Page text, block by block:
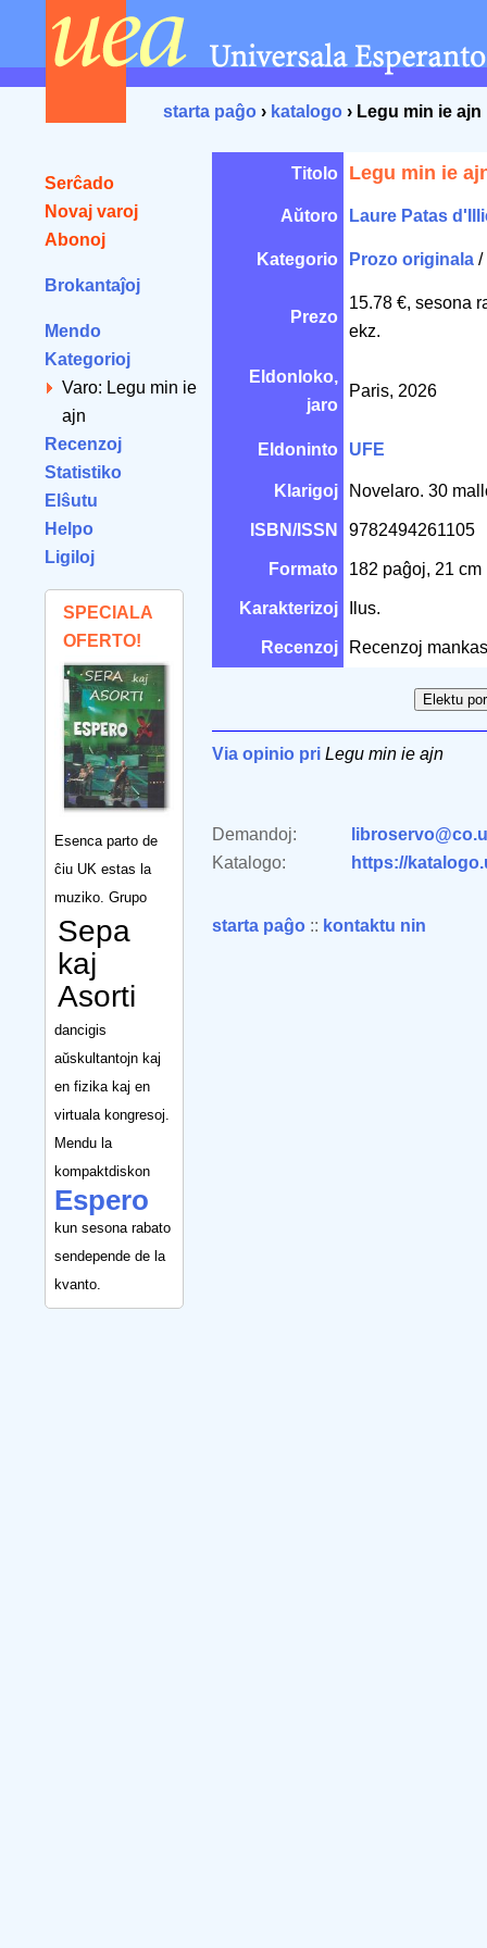
starta paĝo › katalogo › Legu min ie ajn
Serĉado
Novaj varoj
Abonoj
Brokantaĵoj
Mendo
Kategorioj
Varo: Legu min ie
ajn
Recenzoj
Statistiko
Elŝutu
Helpo
Ligiloj
SPECIALA
OFERTO!
Esenca parto de
ĉiu UK estas la
muziko. Grupo
Sepa
kaj
Asorti
dancigis
aŭskultantojn kaj
en fizika kaj en
virtuala kongresoj.
Mendu la
kompaktdiskon
Espero
kun sesona rabato
sendepende de la
kvanto.
Titolo Legu min ie
Aŭtoro Laure Patas
Kategorio Prozo originala /
Prezo
15.78 €, sesona
ekz.
Eldonloko,
jaro
Paris, 2026
Eldoninto UFE
Klarigoj Novelaro. 30
ISBN/ISSN 9782494261105
Formato 182 paĝoj, 21 cm
Karakterizoj Ilus.
Recenzoj Recenzoj
Via opinio pri Legu min ie ajn
Demandoj:
Katalogo:
https://
starta paĝo :: kontaktu nin